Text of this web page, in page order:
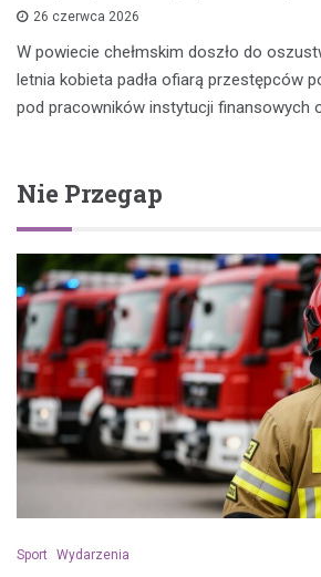
26 czerwca 2026
W powiecie chełmskim doszło do
letnia kobieta padła ofiarą przestępców
pod pracowników instytucji finansowych
Nie Przegap
Sport Wydarzenia